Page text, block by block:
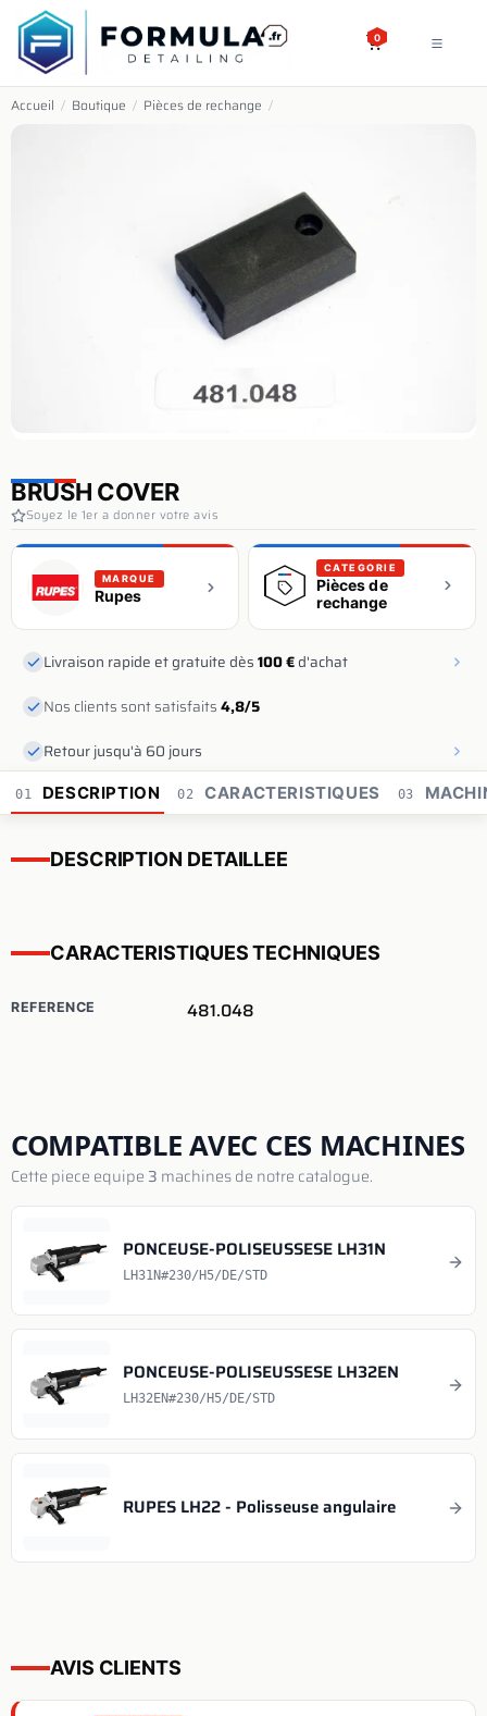
SE RENDRE AU CONTENU
0
Accueil / Boutique / Pièces de rechange /
BRUSH COVER
Soyez le 1er a donner votre avis
MARQUE
Rupes
CATEGORIE
Pièces de
rechange
Livraison rapide et gratuite dès100 €d'achat
Nos clients sont satisfaits4,8/5
Retour jusqu'à 60 jours
01 DESCRIPTION 02 CARACTERISTIQUES 03
DESCRIPTION DETAILLEE
CARACTERISTIQUES TECHNIQUES
REFERENCE 481.048
COMPATIBLE AVEC CES MACHINES
Cette piece equipe 3 machines de notre catalogue.
PONCEUSE-POLISEUSSESE LH31N
LH31N#230/H5/DE/STD
PONCEUSE-POLISEUSSESE LH32EN
LH32EN#230/H5/DE/STD
RUPES LH22 - Polisseuse angulaire
AVIS CLIENTS